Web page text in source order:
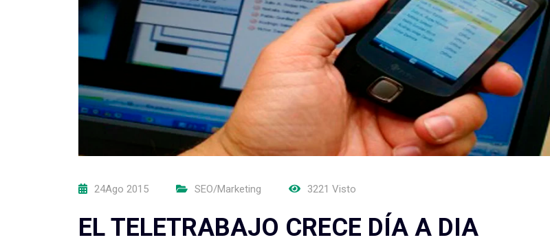
24Ago 2015 SEO/Marketing 3221 Visto
EL TELETRABAJO CRECE DÍA A DIA